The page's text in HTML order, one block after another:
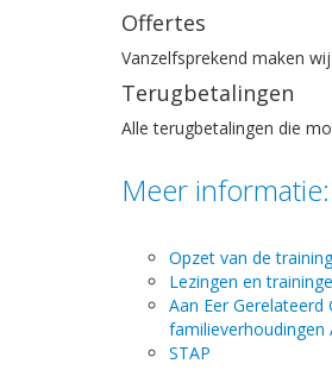
Offertes
Vanzelfsprekend maken
Terugbetalingen
Alle terugbetalingen die
Meer informatie:
Opzet van de
Lezingen en
Aan Eer Gerelateerd
familieverhoudingen
STAP